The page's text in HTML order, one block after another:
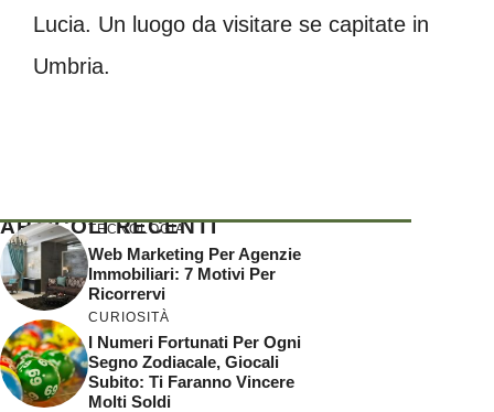
Lucia. Un luogo da visitare se capitate in
Umbria.
ARTICOLI RECENTI
TECNOLOGIA
Web Marketing Per Agenzie
Immobiliari: 7 Motivi Per
Ricorrervi
CURIOSITÀ
I Numeri Fortunati Per Ogni
Segno Zodiacale, Giocali
Subito: Ti Faranno Vincere
Molti Soldi